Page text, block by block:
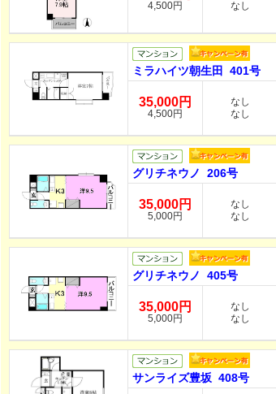
4,500円
なし
ミラハイツ朝生田 401号
35,000円
4,500円
なし
なし
グリチネウノ 206号
35,000円
5,000円
なし
なし
グリチネウノ 405号
35,000円
5,000円
なし
なし
サンライズ豊坂 408号